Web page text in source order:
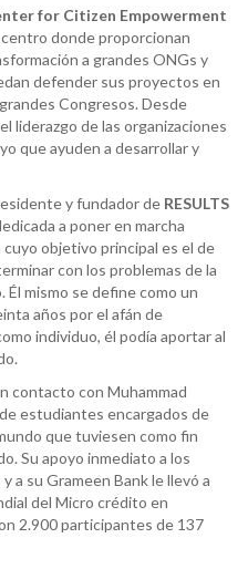
for Citizen Empowerment
donde proporcionan
a grandes ONGs y
defender sus proyectos en
Congresos. Desde
liderazgo de las organizaciones
que ayuden a desarrollar y
y fundador de RESULTS
a poner en marcha
objetivo principal es el de
con los problemas de la
Él mismo se define como un
años por el afán de
individuo, él podía aportar al
contacto con Muhammad
estudiantes encargados de
que tuviesen como fin
Su apoyo inmediato a los
a su Grameen Bank le llevó a
del Micro crédito en
2.900 participantes de 137